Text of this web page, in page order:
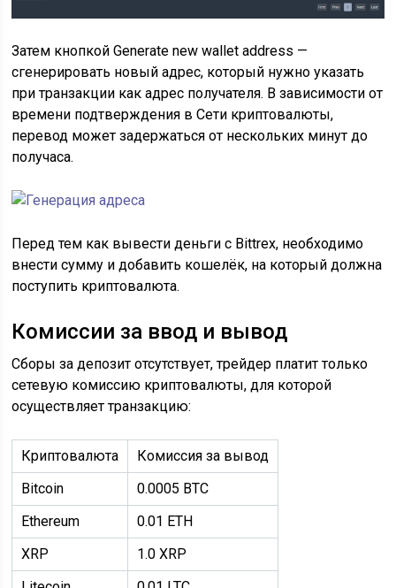
Затем кнопкой Generate new wallet address —
сгенерировать новый адрес, который нужно указать
при транзакции как адрес получателя. В зависимости от
времени подтверждения в Сети криптовалюты,
перевод может задержаться от нескольких минут до
получаса.
Перед тем как вывести деньги с Bittrex, необходимо
внести сумму и добавить кошелёк, на который должна
поступить криптовалюта.
Комиссии за ввод и вывод
Сборы за депозит отсутствует, трейдер платит только
сетевую комиссию криптовалюты, для которой
осуществляет транзакцию:
Криптовалюта
Комиссия за вывод
Bitcoin
0.0005 BTC
Ethereum
0.01 ETH
XRP
1.0 XRP